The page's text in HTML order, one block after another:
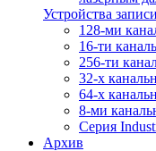
Устройства
128-ми
16-ти
256-ти
32-х
64-х
8-ми
Серия
Архив